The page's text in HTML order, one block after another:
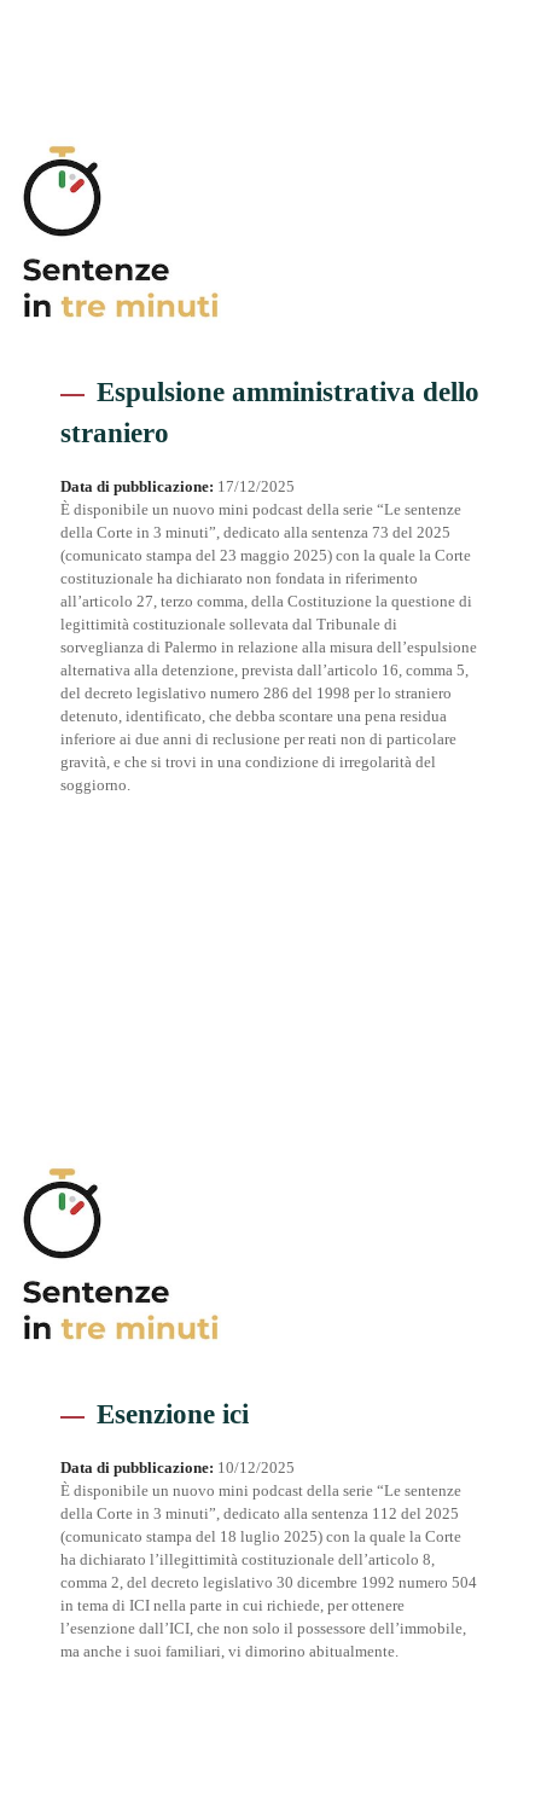
Espulsione amministrativa dello
straniero
Data di pubblicazione: 17/12/2025
È disponibile un nuovo mini podcast della serie “Le sentenze
della Corte in 3 minuti”, dedicato alla sentenza 73 del 2025
(comunicato stampa del 23 maggio 2025) con la quale la Corte
costituzionale ha dichiarato non fondata in riferimento
all’articolo 27, terzo comma, della Costituzione la questione di
legittimità costituzionale sollevata dal Tribunale di
sorveglianza di Palermo in relazione alla misura dell’espulsione
alternativa alla detenzione, prevista dall’articolo 16, comma 5,
del decreto legislativo numero 286 del 1998 per lo straniero
detenuto, identificato, che debba scontare una pena residua
inferiore ai due anni di reclusione per reati non di particolare
gravità, e che si trovi in una condizione di irregolarità del
soggiorno.
Esenzione ici
Data di pubblicazione: 10/12/2025
È disponibile un nuovo mini podcast della serie “Le sentenze
della Corte in 3 minuti”, dedicato alla sentenza 112 del 2025
(comunicato stampa del 18 luglio 2025) con la quale la Corte
ha dichiarato l’illegittimità costituzionale dell’articolo 8,
comma 2, del decreto legislativo 30 dicembre 1992 numero 504
in tema di ICI nella parte in cui richiede, per ottenere
l’esenzione dall’ICI, che non solo il possessore dell’immobile,
ma anche i suoi familiari, vi dimorino abitualmente.